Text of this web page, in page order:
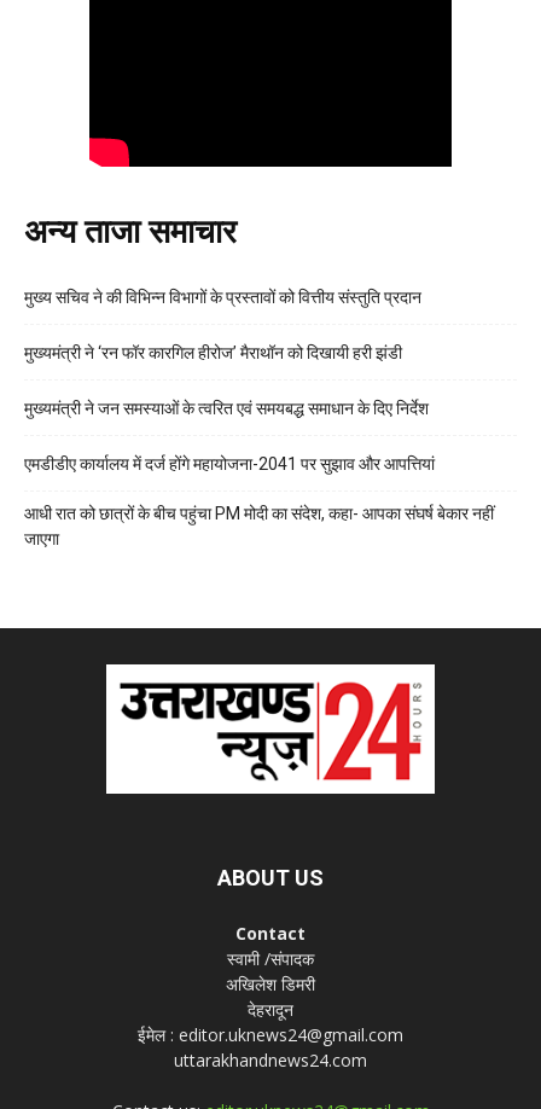
अन्य ताजा समाचार
मुख्य सचिव ने की विभिन्न विभागों के प्रस्तावों को वित्तीय संस्तुति प्रदान
मुख्यमंत्री ने ‘रन फॉर कारगिल हीरोज’ मैराथॉन को दिखायी हरी झंडी
मुख्यमंत्री ने जन समस्याओं के त्वरित एवं समयबद्ध समाधान के दिए निर्देश
एमडीडीए कार्यालय में दर्ज होंगे महायोजना-2041 पर सुझाव और आपत्तियां
आधी रात को छात्रों के बीच पहुंचा PM मोदी का संदेश, कहा- आपका संघर्ष बेकार नहीं
जाएगा
ABOUT US
Contact
स्वामी /संपादक
अखिलेश डिमरी
देहरादून
ईमेल : editor.uknews24@gmail.com
uttarakhandnews24.com